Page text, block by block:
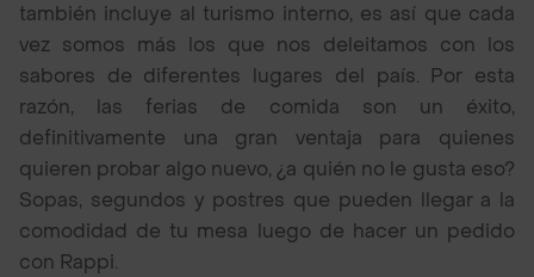
también incluye al turismo interno, es así que cada
vez somos más los que nos deleitamos con los
sabores de diferentes lugares del país. Por esta
razón, las ferias de comida son un éxito,
definitivamente una gran ventaja para quienes
quieren probar algo nuevo, ¿a quién no le gusta eso?
Sopas, segundos y postres que pueden llegar a la
comodidad de tu mesa luego de hacer un pedido
con Rappi.